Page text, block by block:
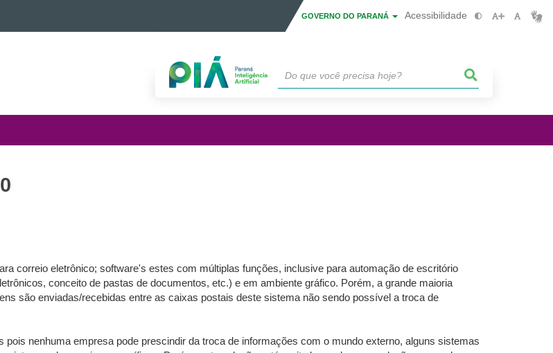
GOVERNO DO PARANÁ Acessibilidade
correio eletrônico; software's estes com múltiplas funções, inclusive para automação de escritório
conceito de pastas de documentos, etc.) e em ambiente gráfico. Porém, a grande maioria
são enviadas/recebidas entre as caixas postais deste sistema não sendo possível a troca de
nenhuma empresa pode prescindir da troca de informações com o mundo externo, alguns sistemas